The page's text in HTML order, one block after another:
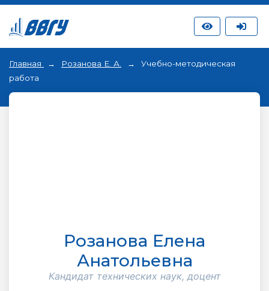
Главная Розанова Е. А.
Учебно-методическая
работа
Розанова Елена
Анатольевна
Кандидат технических наук, доцент